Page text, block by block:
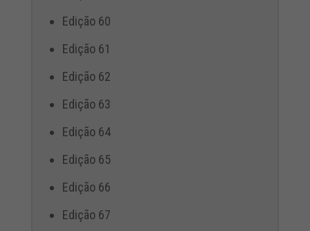
Edição 60
Edição 61
Edição 62
Edição 63
Edição 64
Edição 65
Edição 66
Edição 67